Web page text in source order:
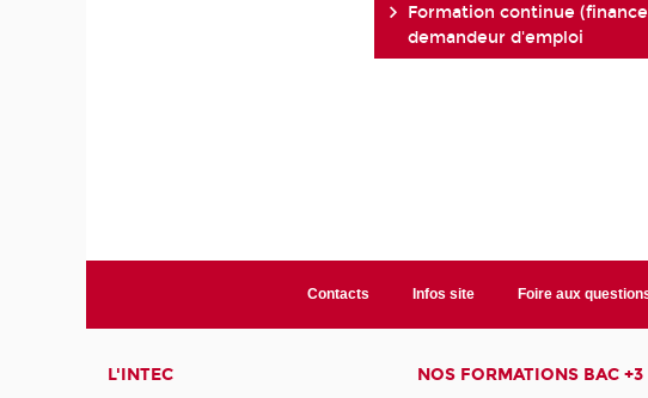
Formation continue
demandeur d'emploi
Contacts Infos site Foire aux
L'INTEC NOS FORMATIONS BAC +3